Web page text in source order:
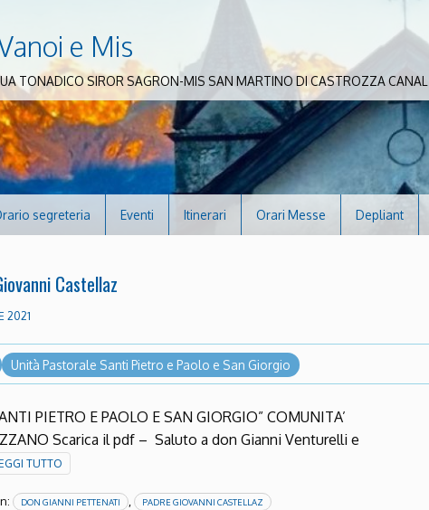
e Mis
TONADICO SIROR SAGRON-MIS SAN MARTINO DI CASTROZZA
segreteria Eventi Itinerari Orari Messe Depliant
Castellaz
2021
Unità Pastorale Santi Pietro e Paolo e San Giorgio
PIETRO E PAOLO E SAN GIORGIO” COMUNITA’
Scarica il pdf – Saluto a don Gianni Venturelli e
TUTTO
DON GIANNI PETTENATI , PADRE GIOVANNI CASTELLAZ